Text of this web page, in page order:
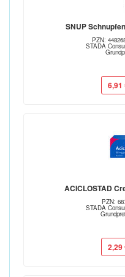
SNUP
PZN:
STADA
6,91
ACICLOSTAD
PZN:
STADA
2,29